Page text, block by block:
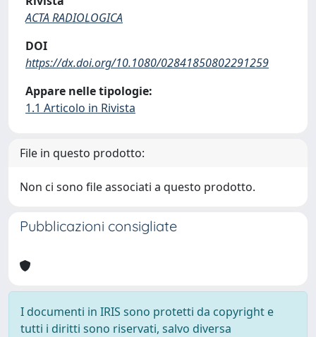
ACTA RADIOLOGICA
DOI
https://dx.doi.org/10.1080/02841850802291259
Appare nelle tipologie:
1.1 Articolo in Rivista
File in questo prodotto:
Non ci sono file associati a questo prodotto.
Pubblicazioni consigliate
I documenti in IRIS sono protetti da copyright e
tutti i diritti sono riservati, salvo diversa